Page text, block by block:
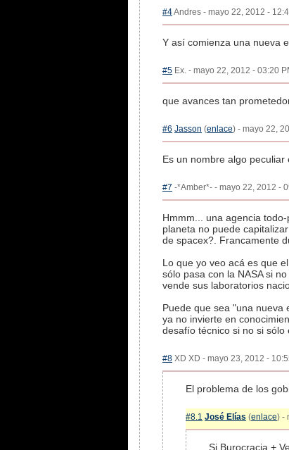
#4Andres - mayo 22, 2012 -
Y así comienza una nueva
#5 Ex. - mayo 22, 2012 - 03:20
que avances tan
#6 Jasson (enlace) - mayo 22,
Es un nombre algo
#7 -*Amber*- - mayo 22, 2012 -
Hmmm... una agencia
planeta no puede
de spacex?. Francamente
Lo que yo veo acá es que
sólo pasa con la NASA si
vende sus laboratorios
Puede que sea "una nueva
ya no invierte en
desafío técnico si no si sólo
#8 XD XD - mayo 23, 2012 -
El problema de los
#8.1 José Elías (enlace) -
Si Burocracia +